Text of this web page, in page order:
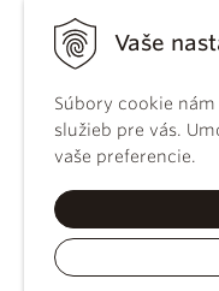
Vaše
Súbory cookie
služieb pre vás.
vaše preferencie.
KBS
práva